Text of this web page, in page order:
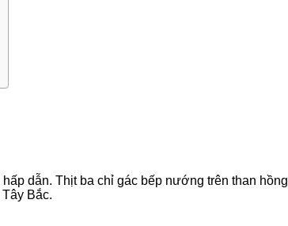
dẫn. Thịt ba chỉ gác bếp nướng trên than
Bắc.